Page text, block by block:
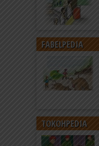
FABELPEDIA
TOKOHPEDIA